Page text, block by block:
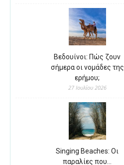
Βεδουίνοι: Πώς ζουν
σήμερα οι νομάδες της
ερήμου;
27 Ιουλίου 2026
Singing Beaches: Οι
παραλίες που…